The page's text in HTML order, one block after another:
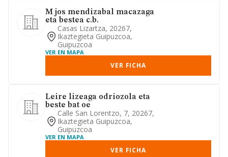
M jos mendizabal macazaga
eta bestea c.b.
Casas Lizartza, 20267,
Ikaztegieta Guipuzcoa,
Guipuzcoa
VER EN MAPA
VER FICHA
Leire lizeaga odriozola eta
beste bat oe
Calle San Lorentzo, 7, 20267,
Ikaztegieta Guipuzcoa,
Guipuzcoa
VER EN MAPA
VER FICHA